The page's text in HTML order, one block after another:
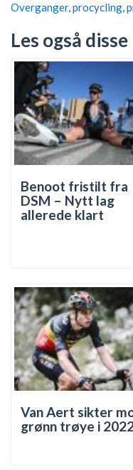
Overganger,procycling,
Les også disse
Benoot fristilt fra
DSM – Nytt lag
allerede klart
Van Aert sikter
grønn trøye i